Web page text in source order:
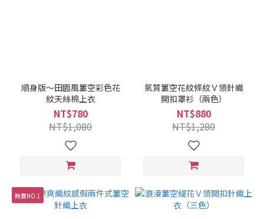
順身版～田園風簍空彩色花
紋天絲棉上衣
NT$780
NT$1,080
氣質簍空花紋條紋Ｖ領針織
開扣罩衫（兩色）
NT$880
NT$1,280
熱賣NO.1